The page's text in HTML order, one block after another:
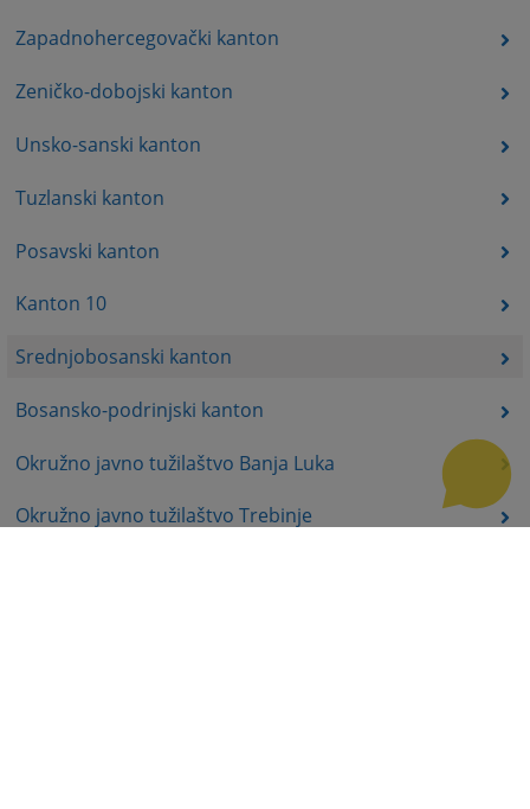
Zapadnohercegovački kanton
Zeničko-dobojski kanton
Unsko-sanski kanton
Tuzlanski kanton
Posavski kanton
Kanton 10
Srednjobosanski kanton
Bosansko-podrinjski kanton
Okružno javno tužilaštvo Banja Luka
Okružno javno tužilaštvo Trebinje